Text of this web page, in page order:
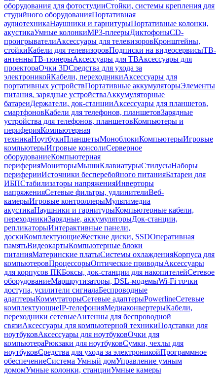
оборудования для фотостудииСтойки, системы крепления для
студийного оборудованияПортативная
аудиотехникаНаушники и гарнитурыПортативные колонки,
акустикаУмные колонкиMP3-плеерыДиктофоныCD-
проигрывателиАксессуары для телевизоровКронштейны,
стойкиКабели для телевизоровПодписки на видеосервисыТВ-
антенныТВ-тюнерыАксессуары для ТВАксессуары для
проектораОчки 3DСредства для ухода за
электроникойКабели, переходникиАксессуары для
портативных устройствПортативные аккумуляторыЭлементы
питания, зарядные устройстваАккумуляторные
батареиДержатели, док-станцииАксессуары для планшетов,
смартфоновКабели для телефонов, планшетовЗарядные
устройства для телефонов, планшетовКомпьютеры и
периферияКомпьютерная
техникаНоутбукиПланшетыМоноблокиКомпьютерыИгровые
компьютерыИгровые консолиСерверное
оборудованиеКомпьютерная
периферияМониторыМышиКлавиатурыСтилусыНаборы
периферииИсточники бесперебойного питанияБатареи для
ИБПСтабилизаторы напряженияИнверторы
напряженияСетевые фильтры, удлинителиВеб-
камерыИгровые контроллерыМультимедиа
акустикаНаушники и гарнитурыКомпьютерные кабели,
переходникиЗарядные, аккумуляторыДок-станции,
репликаторыИнтерактивные панели,
доскиКомплектующиеЖесткие диски, SSDОперативная
памятьВидеокартыКомпьютерные блоки
питанияМатеринские платыСистемы охлажденияКорпуса для
компьютеровПроцессорыОптические приводыАксессуары
для корпусов ПКБоксы, док-станции для накопителейСетевое
оборудованиеМаршрутизаторы, DSL-модемыWi-Fi точки
доступа, усилители сигналаБеспроводные
адаптерыКоммутаторыСетевые адаптерыPowerlineСетевые
комплектующиеIP-телефонияМедиаконвертерыКабели,
переходники сетевыеАнтенны для беспроводной
связиАксессуары для компьютерной техникиПодставки для
ноутбуковАксессуары для ноутбуковОчки для
компьютераРюкзаки для ноутбуковСумки, чехлы для
ноутбуковСредства для ухода за электроникойПрограммное
обеспечениеСистема Умный домУправление умным
домомУмные колонки, станцииУмные камеры